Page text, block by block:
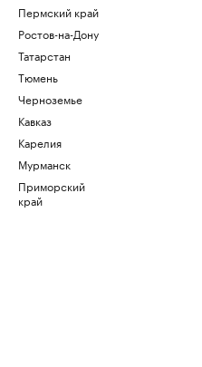
Пермский край
Ростов-на-Дону
Татарстан
Тюмень
Черноземье
Кавказ
Карелия
Мурманск
Приморский
край